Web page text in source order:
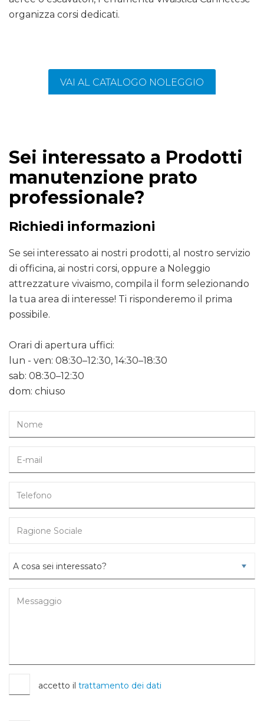
organizza corsi dedicati.
VAI AL CATALOGO NOLEGGIO
Sei interessato a Prodotti
manutenzione prato
professionale?
Richiedi informazioni
Se sei interessato ai nostri prodotti, al nostro servizio
di officina, ai nostri corsi, oppure a Noleggio
attrezzature vivaismo, compila il form selezionando
la tua area di interesse! Ti risponderemo il prima
possibile.
Orari di apertura uffici:
lun - ven: 08:30–12:30, 14:30–18:30
sab: 08:30–12:30
dom: chiuso
accetto il trattamento dei dati